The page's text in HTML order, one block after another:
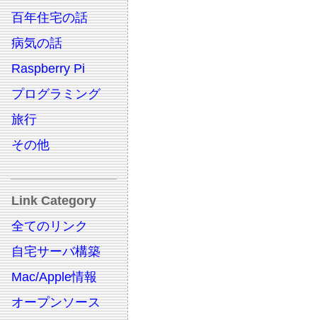
百年住宅の話
病気の話
Raspberry Pi
プログラミング
旅行
その他
Link Category
全てのリンク
自宅サーバ構築
Mac/Apple情報
オープンソース